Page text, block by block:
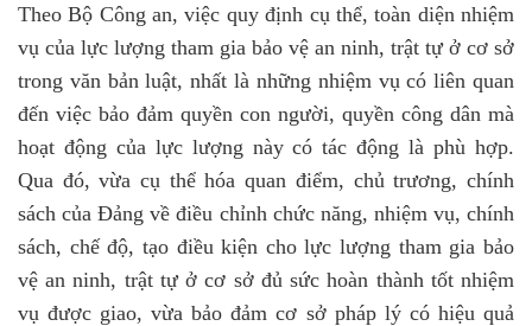
Theo Bộ Công an, việc quy định cụ thể, toàn diện nhiệm
vụ của lực lượng tham gia bảo vệ an ninh, trật tự ở cơ sở
trong văn bản luật, nhất là những nhiệm vụ có liên quan
đến việc bảo đảm quyền con người, quyền công dân mà
hoạt động của lực lượng này có tác động là phù hợp.
Qua đó, vừa cụ thể hóa quan điểm, chủ trương, chính
sách của Đảng về điều chỉnh chức năng, nhiệm vụ, chính
sách, chế độ, tạo điều kiện cho lực lượng tham gia bảo
vệ an ninh, trật tự ở cơ sở đủ sức hoàn thành tốt nhiệm
vụ được giao, vừa bảo đảm cơ sở pháp lý có hiệu quả